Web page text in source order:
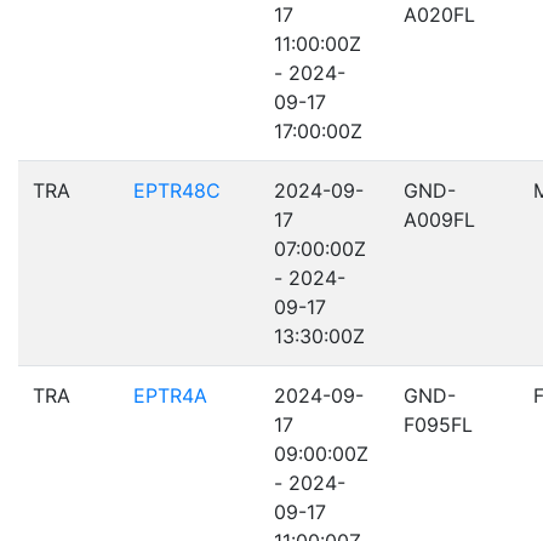
17
11:00:00Z
- 2024-
09-17
17:00:00Z
A020FL
TRA EPTR48C
2024-09-
17
07:00:00Z
- 2024-
09-17
13:30:00Z
GND-
A009FL
TRA EPTR4A
2024-09-
17
09:00:00Z
- 2024-
09-17
GND-
F095FL